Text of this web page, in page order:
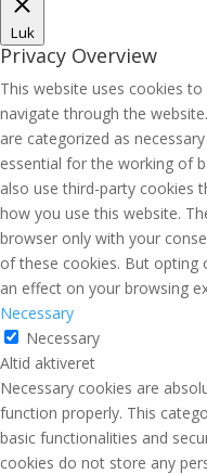
Luk
Privacy Overview
This website uses cookies
navigate through the
are categorized as
essential for the working of
also use third-party cookies
how you use this website.
browser only with your
of these cookies. But
an effect on your browsing
Necessary
Necessary
Altid aktiveret
Necessary cookies are
function properly. This
basic functionalities and
cookies do not store any